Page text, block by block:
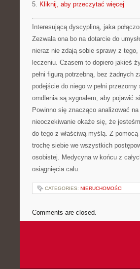
5. Kliknij, aby przeczytać więcej
Interesującą dyscypliną, jaka
Zezwala ona bo na dotarcie do
nieraz nie zdają sobie sprawy z
leczeniu. Czasem to dopiero jakieś
pełni figurą potrzebną, bez żadnych
podejście do niego w pełni
omdlenia są sygnałem, aby pojawić
Powinno się znacząco analizować
nieoczekiwanie okaże się, że
do tego z właściwą myślą. Z
trochę siebie we wszystkich
osobistej. Medycyna w końcu z
osiągnięcia calu.
CATEGORIES: NIERUCHOMOŚCI
Comments are closed.